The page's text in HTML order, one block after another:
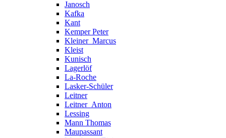
Janosch
Kafka
Kant
Kemper Peter
Kleiner_Marcus
Kleist
Kunisch
Lagerlöf
La-Roche
Lasker-Schüler
Leitner
Leitner_Anton
Lessing
Mann Thomas
Maupassant